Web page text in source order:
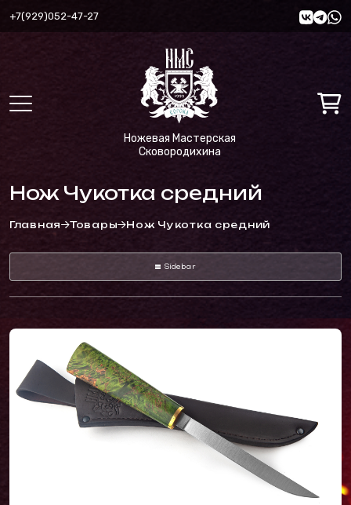
+7(929)052-47-27
Ножевая Мастерская
Сковородихина
Нож Чукотка средний
Главная Товары Нож Чукотка средний
Sidebar